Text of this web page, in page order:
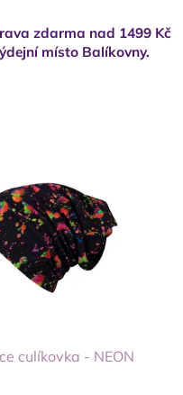
zdarma nad 1499 Kč
místo Balíkovny.
culíkovka - NEON